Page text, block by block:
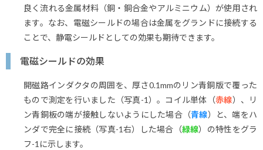
良く流れる金属材料（銅・銅合金やアルミニウム）が使用され
ます。なお、電磁シールドの場合は金属をグランドに接続する
ことで、静電シールドとしての効果も期待できます。
電磁シールドの効果
開磁路インダクタの周囲を、厚さ0.1mmのリン青銅版で覆った
もので測定を行いました（写真-1）。コイル単体（赤線）、リ
ン青銅板の端が接触しないようにした場合（青線）と、端をハ
ンダで完全に接続（写真-1右）した場合（緑線）の特性をグラ
フ-1に示します。